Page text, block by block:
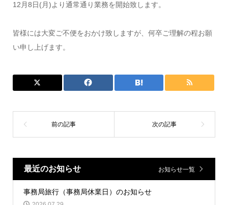
12月8日(月)より通常通り業務を開始致します。
皆様には大変ご不便をおかけ致しますが、何卒ご理解の程お願
い申し上げます。
最近のお知らせ お知らせ一覧
事務局旅行（事務局休業日）のお知らせ